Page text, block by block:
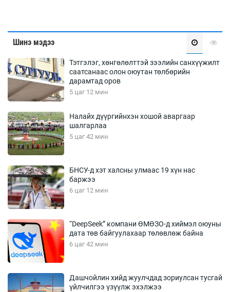
Шинэ мэдээ
Тэтгэлэг, хөнгөлөлттэй зээлийн санхүүжилт
саатсанаас олон оюутан төлбөрийн
дарамтад оров
5 цаг 12 мин
Налайх дүүргийнхэн хошой аваргаар
шалгарлаа
5 цаг 42 мин
БНСУ-д хэт халсны улмаас 19 хүн нас
баржээ
6 цаг 12 мин
“DeepSeek” компани ӨМӨЗО-д хиймэл оюуны
дата төв байгуулахаар төлөвлөж байна
6 цаг 42 мин
Дашчойлин хийд жуулчдад зориулсан тусгай
үйлчилгээ үзүүлж эхэлжээ